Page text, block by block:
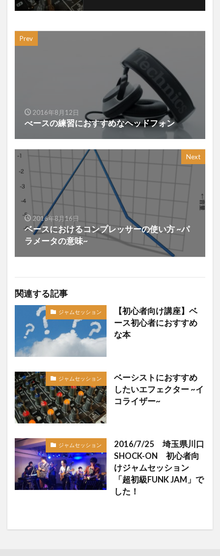
Prev
2016年8月12日
べースの練習におすすめなヘッドフォン
Next
2016年8月16日
ベースにおけるコンプレッサーの使い方 ~パ
ラメータの意味~
関連する記事
ジャムセッション
【初心者向け講座】ベ
ース初心者におすすめ
な本
ジャムセッション
ベーシストにおすすめ
したいエフェクター ~イ
コライザー~
ジャムセッション
2016/7/25 埼玉県川口
SHOCK-ON 初心者向
けジャムセッション
「超初級FUNK JAM」で
した！